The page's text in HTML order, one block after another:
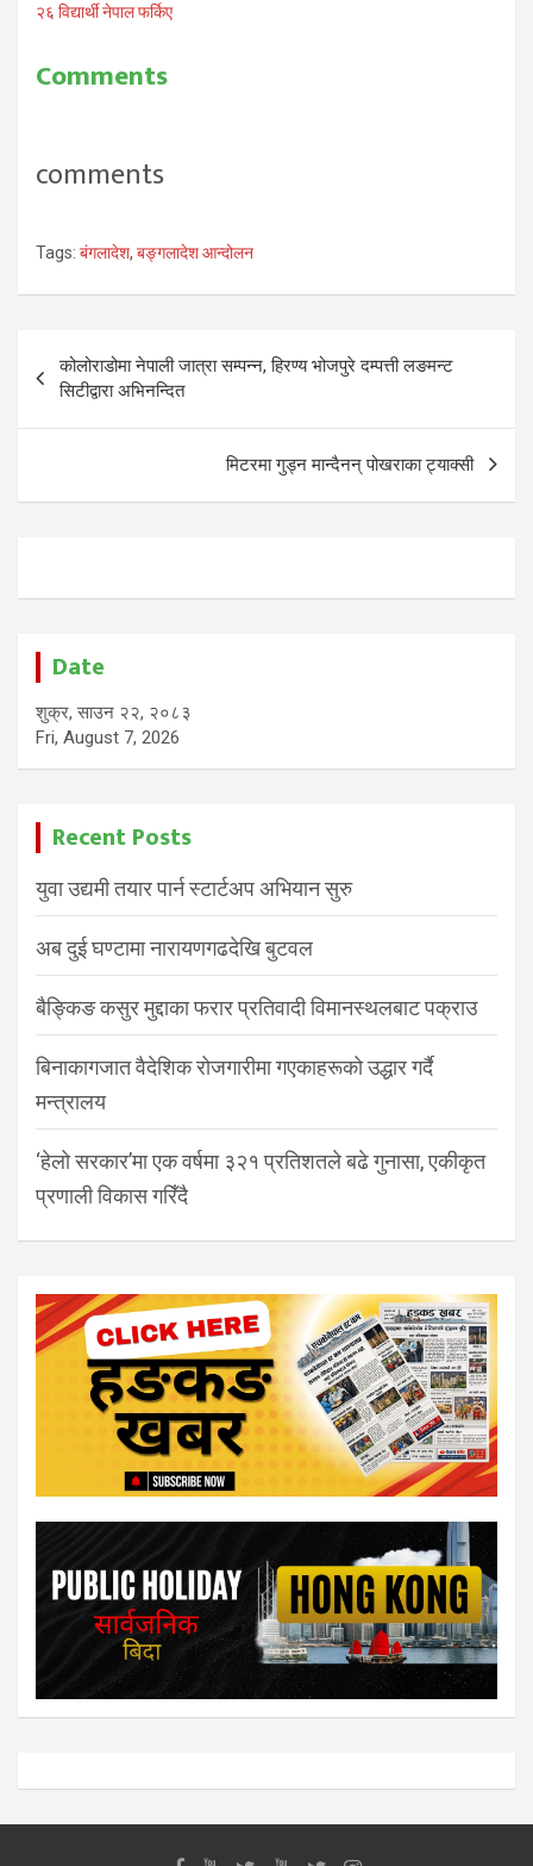
२६ विद्यार्थी नेपाल फर्किए
Comments
comments
Tags: बंगलादेश, बङ्गलादेश आन्दोलन
Post
navigation
कोलोराडोमा नेपाली जात्रा सम्पन्न, हिरण्य भोजपुरे दम्पत्ती लङमन्ट
सिटीद्वारा अभिनन्दित
मिटरमा गुड्न मान्दैनन् पोखराका ट्याक्सी
Date
शुक्र, साउन २२, २०८३
Fri, August 7, 2026
Recent Posts
युवा उद्यमी तयार पार्न स्टार्टअप अभियान सुरु
अब दुई घण्टामा नारायणगढदेखि बुटवल
बैङ्किङ कसुर मुद्दाका फरार प्रतिवादी विमानस्थलबाट पक्राउ
बिनाकागजात वैदेशिक रोजगारीमा गएकाहरूको उद्धार गर्दै
मन्त्रालय
‘हेलो सरकार’मा एक वर्षमा ३२१ प्रतिशतले बढे गुनासा, एकीकृत
प्रणाली विकास गरिँदै